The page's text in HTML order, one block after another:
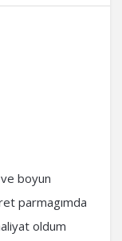
boyun
parmagımda
oldum